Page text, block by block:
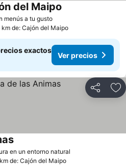
menús a tu gusto
del Maipo
km de: Cajón del Maipo
exactos
Ver precios
Compartir
en un entorno natural
km de: Cajón del Maipo